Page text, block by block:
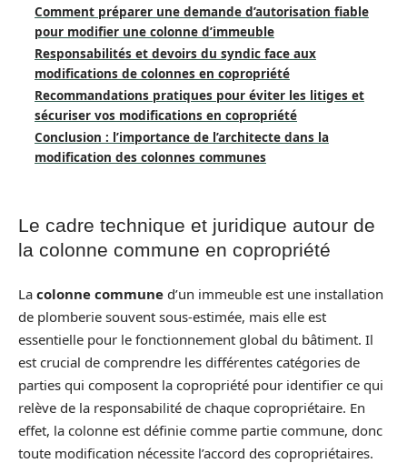
Comment préparer une demande d’autorisation fiable
pour modifier une colonne d’immeuble
Responsabilités et devoirs du syndic face aux
modifications de colonnes en copropriété
Recommandations pratiques pour éviter les litiges et
sécuriser vos modifications en copropriété
Conclusion : l’importance de l’architecte dans la
modification des colonnes communes
Le cadre technique et juridique autour de
la colonne commune en copropriété
La colonne commune d’un immeuble est une installation
de plomberie souvent sous-estimée, mais elle est
essentielle pour le fonctionnement global du bâtiment. Il
est crucial de comprendre les différentes catégories de
parties qui composent la copropriété pour identifier ce qui
relève de la responsabilité de chaque copropriétaire. En
effet, la colonne est définie comme partie commune, donc
toute modification nécessite l’accord des copropriétaires.